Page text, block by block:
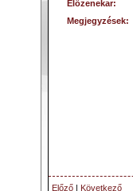
Előzenekar:
Megjegyzések:
Előző | Következő